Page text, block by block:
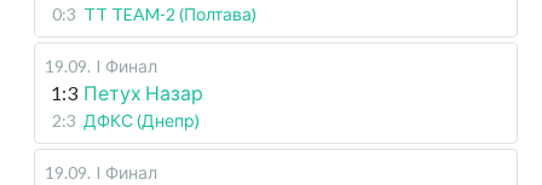
0:3 TT TEAM-2 (Полтава)
19.09. I Финал
1:3 Петух Назар
2:3 ДФКС (Днепр)
19.09. I Финал